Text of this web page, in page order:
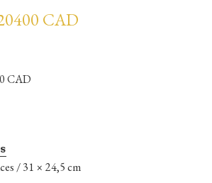
CAD
CAD
/ 31 × 24,5 cm